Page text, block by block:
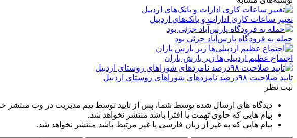
تغییر ساعات کاری ادارات و بانک‌های اردبیل
حمله به فرودگاه پارس‌‌آباد جزئی بود
اجتماع عظیم اردبیلی‌ها زیر بارش باران
تایید صلاحیت ۹۸درصد نامزدهای شوراهای روستای اردبیل
ثبت نظر
دیدگاه های ارسال شده توسط شما، پس از تایید توسط تیم مدیریت در وب منتشر
پیام هایی که حاوی تهمت یا افترا باشد منتشر نخواهد شد.
پیام هایی که به غیر از زبان فارسی یا غیر مرتبط باشد منتشر نخواهد شد.